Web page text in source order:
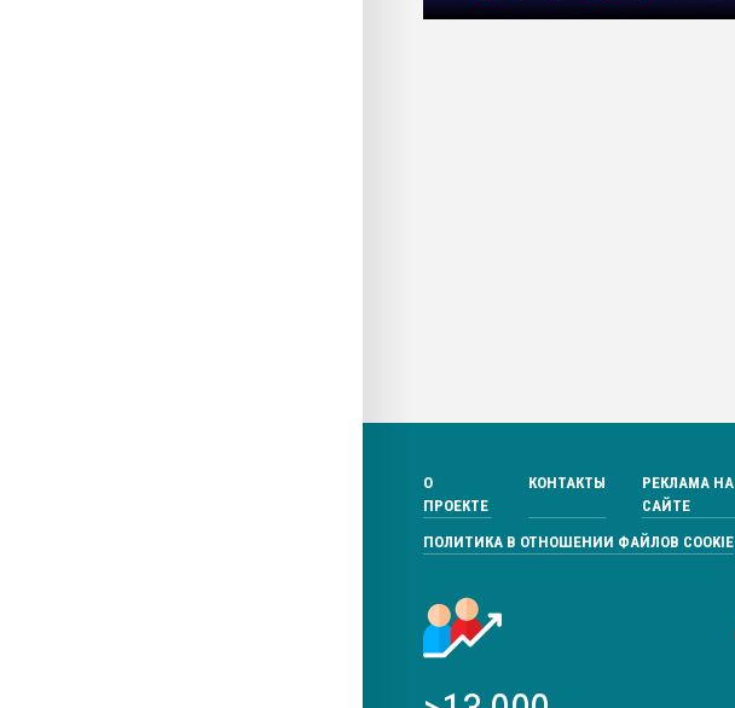
О
ПРОЕКТЕ
КОНТАКТЫ
РЕКЛАМА НА
САЙТЕ
ПОЛИТИКА В ОТНОШЕНИИ ФАЙЛОВ COOKIE